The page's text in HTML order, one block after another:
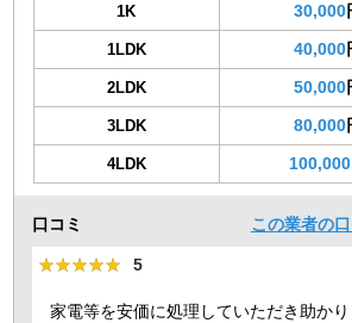
1K 30,000
1LDK 40,000
2LDK 50,000
3LDK 80,000
4LDK 100,000
口コミ この業者の
★★★★★
★★★★★ 5
家電等を安価に処理していただき助か